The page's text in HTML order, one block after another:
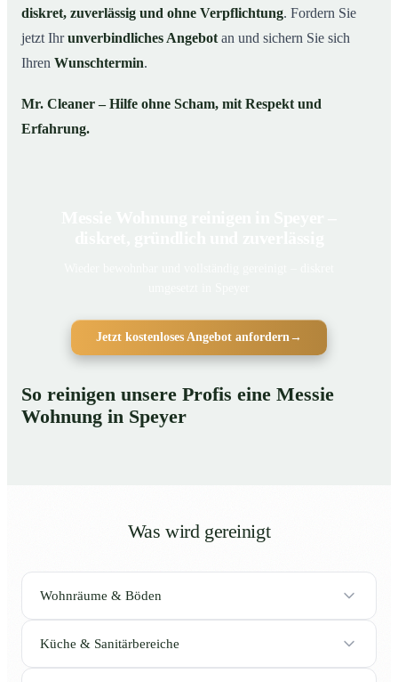
diskret, zuverlässig und ohne Verpflichtung. Fordern Sie
jetzt Ihrunverbindliches Angebot an und sichern Sie sich
Ihren Wunschtermin.
Mr. Cleaner – Hilfe ohne Scham, mit Respekt und
Erfahrung.
Jetzt kostenloses Angebot anfordern→
So reinigen unsere Profis eine Messie
Wohnung in Speyer
Was wird gereinigt
Wohnräume & Böden
Küche & Sanitärbereiche